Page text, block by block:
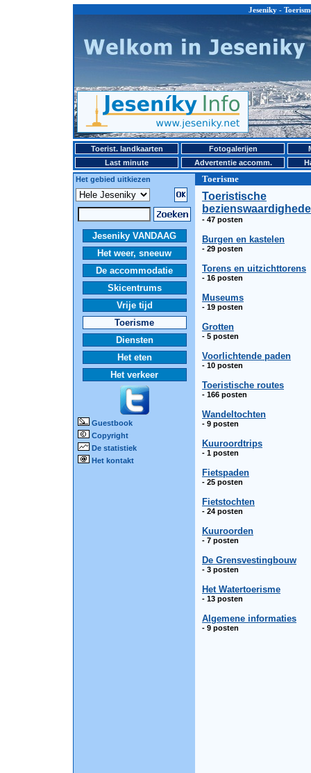
Jeseniky -
Toerist. landkaarten Fotogalerijen
Last minute
Advertentie accomm.
Het gebied uitkiezen
Toerisme
Jeseniky VANDAAG
Het weer, sneeuw
De accommodatie
Skicentrums
Vrije tijd
Toerisme
Diensten
Het eten
Het verkeer
Guestbook
Copyright
De statistiek
Het kontakt
Toeristische
- 47 posten
Burgen en kastelen
- 29 posten
Torens en uitzichttorens
- 16 posten
Museums
- 19 posten
Grotten
- 5 posten
Voorlichtende paden
- 10 posten
Toeristische routes
- 166 posten
Wandeltochten
- 9 posten
Kuuroordtrips
- 1 posten
Fietspaden
- 25 posten
Fietstochten
- 24 posten
Kuuroorden
- 7 posten
De Grensvestingbouw
- 3 posten
Het Watertoerisme
- 13 posten
Algemene informaties
- 9 posten